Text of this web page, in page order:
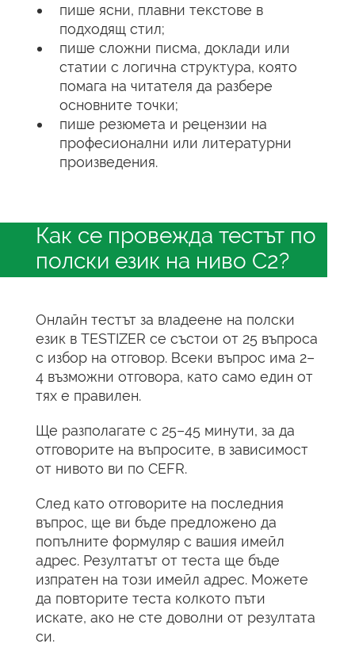
пише ясни, плавни текстове в
подходящ стил;
пише сложни писма, доклади или
статии с логична структура, която
помага на читателя да разбере
основните точки;
пише резюмета и рецензии на
професионални или литературни
произведения.
Как се провежда тестът по
полски език на ниво C2?
Онлайн тестът за владеене на полски
език в TESTIZER се състои от 25 въпроса
с избор на отговор. Всеки въпрос има 2–
4 възможни отговора, като само един от
тях е правилен.
Ще разполагате с 25–45 минути, за да
отговорите на въпросите, в зависимост
от нивото ви по CEFR.
След като отговорите на последния
въпрос, ще ви бъде предложено да
попълните формуляр с вашия имейл
адрес. Резултатът от теста ще бъде
изпратен на този имейл адрес. Можете
да повторите теста колкото пъти
искате, ако не сте доволни от резултата
си.